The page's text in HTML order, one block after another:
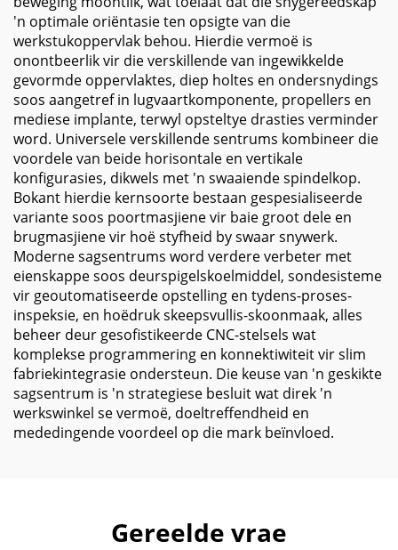
'n optimale oriëntasie ten opsigte van die
werkstukoppervlak behou. Hierdie vermoë is
onontbeerlik vir die verskillende van ingewikkelde
gevormde oppervlaktes, diep holtes en ondersnydings
soos aangetref in lugvaartkomponente, propellers en
mediese implante, terwyl opsteltye drasties verminder
word. Universele verskillende sentrums kombineer die
voordele van beide horisontale en vertikale
konfigurasies, dikwels met 'n swaaiende spindelkop.
Bokant hierdie kernsoorte bestaan gespesialiseerde
variante soos poortmasjiene vir baie groot dele en
brugmasjiene vir hoë styfheid by swaar snywerk.
Moderne sagsentrums word verdere verbeter met
eienskappe soos deurspigelskoelmiddel, sondesisteme
vir geoutomatiseerde opstelling en tydens-proses-
inspeksie, en hoëdruk skeepsvullis-skoonmaak, alles
beheer deur gesofistikeerde CNC-stelsels wat
komplekse programmering en konnektiwiteit vir slim
fabriekintegrasie ondersteun. Die keuse van 'n geskikte
sagsentrum is 'n strategiese besluit wat direk 'n
werkswinkel se vermoë, doeltreffendheid en
mededingende voordeel op die mark beïnvloed.
Gereelde vrae